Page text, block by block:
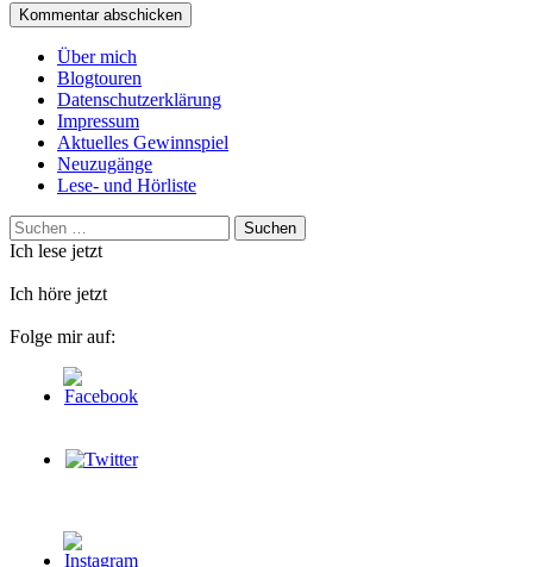
Über mich
Blogtouren
Datenschutzerklärung
Impressum
Aktuelles Gewinnspiel
Neuzugänge
Lese- und Hörliste
Suchen
nach:
Ich lese jetzt
Ich höre jetzt
Folge mir auf: